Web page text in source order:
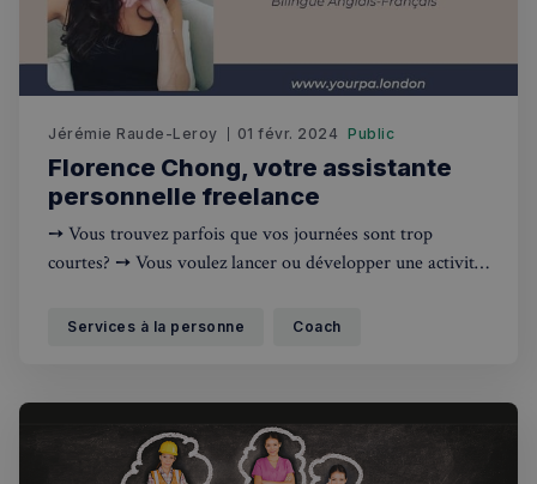
Jérémie Raude-Leroy 01 févr. 2024 Public
Florence Chong, votre assistante
personnelle freelance
➙ Vous trouvez parfois que vos journées sont trop
courtes? ➙ Vous voulez lancer ou développer une activité
prennent tout votre temps? ➙ Vous avez un évènement à
internationales en
Services à la personne Coach